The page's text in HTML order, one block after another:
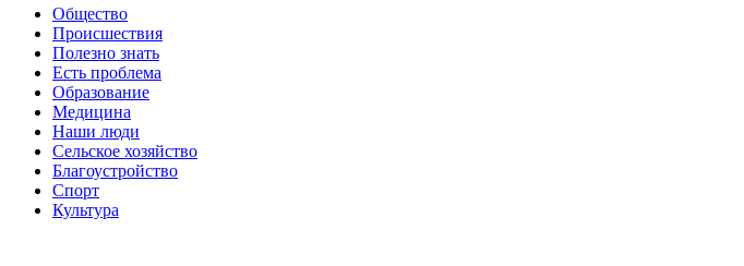
Общество
Происшествия
Полезно знать
Есть проблема
Образование
Медицина
Наши люди
Сельское хозяйство
Благоустройство
Спорт
Культура